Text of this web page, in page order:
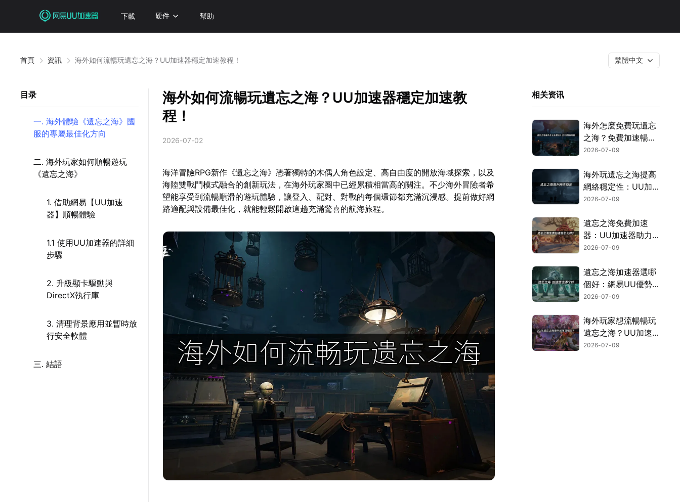
下載 硬件 幫助
首頁 資訊 海外如何流暢玩遺忘之海？UU加速器穩定加速教程！ 繁體中文
目录
一. 海外體驗《遺忘之海》國
服的專屬最佳化方向
二. 海外玩家如何順暢遊玩
《遺忘之海》
1. 借助網易【UU加速
器】順暢體驗
1.1 使用UU加速器的詳細
步驟
2. 升級顯卡驅動與
DirectX執行庫
3. 清理背景應用並暫時放
行安全軟體
三. 結語
海外如何流暢玩遺忘之海？UU加速器穩定加速教
程！
2026-07-02
海洋冒險RPG新作《遺忘之海》憑著獨特的木偶人角色設定、高自由度的開放海域探索，以及
海陸雙戰鬥模式融合的創新玩法，在海外玩家圈中已經累積相當高的關注。不少海外冒險者希
望能享受到流暢順滑的遊玩體驗，讓登入、配對、對戰的每個環節都充滿沉浸感。提前做好網
路適配與設備最佳化，就能輕鬆開啟這趟充滿驚喜的航海旅程。
相关资讯
海外怎麽免費玩遺忘
之海？免費加速暢玩
攻略！
2026-07-09
海外玩遺忘之海提高
網絡穩定性：UU加
速器遊玩指南！
2026-07-09
遺忘之海免費加速
器：UU加速器助力
暢玩PC公測！
2026-07-09
遺忘之海加速器選哪
個好：網易UU優勢
解析！
2026-07-09
海外玩家想流暢暢玩
遺忘之海？UU加速
器免費優化網路連
2026-07-09